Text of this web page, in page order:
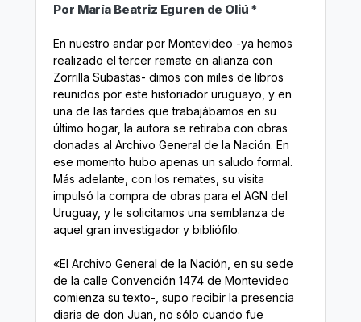
Por María Beatriz Eguren de Oliú *
En nuestro andar por Montevideo -ya hemos
realizado el tercer remate en alianza con
Zorrilla Subastas- dimos con miles de libros
reunidos por este historiador uruguayo, y en
una de las tardes que trabajábamos en su
último hogar, la autora se retiraba con obras
donadas al Archivo General de la Nación. En
ese momento hubo apenas un saludo formal.
Más adelante, con los remates, su visita
impulsó la compra de obras para el AGN del
Uruguay, y le solicitamos una semblanza de
aquel gran investigador y bibliófilo.
«El Archivo General de la Nación, en su sede
de la calle Convención 1474 de Montevideo
comienza su texto-, supo recibir la presencia
diaria de don Juan, no sólo cuando fue